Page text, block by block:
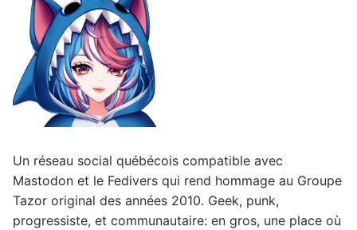
Un réseau social québécois compatible avec
Mastodon et le Fedivers qui rend hommage au Groupe
Tazor original des années 2010. Geek, punk,
progressiste, et communautaire: en gros, une place où